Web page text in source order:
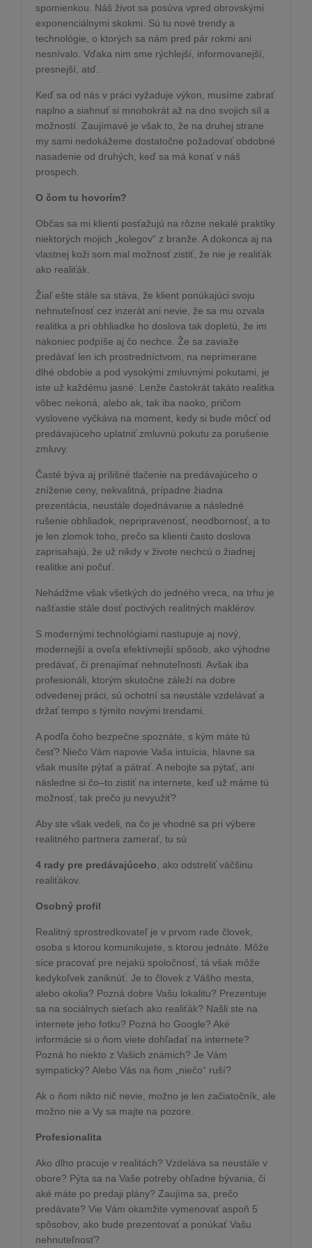
spomienkou. Náš život sa posúva vpred obrovskými
exponenciálnymi skokmi. Sú tu nové trendy a
technológie, o ktorých sa nám pred pár rokmi ani
nesnívalo. Vďaka nim sme rýchlejší, informovanejší,
presnejší, atď..
Keď sa od nás v práci vyžaduje výkon, musíme zabrať
naplno a siahnuť si mnohokrát až na dno svojich síl a
možností. Zaujímavé je však to, že na druhej strane
my sami nedokážeme dostatočne požadovať obdobné
nasadenie od druhých, keď sa má konať v náš
prospech.
O čom tu hovorím?
Občas sa mi klienti posťažujú na rôzne nekalé praktiky
niektorých mojich „kolegov“ z branže. A dokonca aj na
vlastnej koži som mal možnosť zistiť, že nie je realiťák
ako realiťák.
Žiaľ ešte stále sa stáva, že klient ponúkajúci svoju
nehnuteľnosť cez inzerát ani nevie, že sa mu ozvala
realitka a pri obhliadke ho doslova tak dopletú, že im
nakoniec podpíše aj čo nechce. Že sa zaviaže
predávať len ich prostredníctvom, na neprimerane
dlhé obdobie a pod vysokými zmluvnými pokutami, je
iste už každému jasné. Lenže častokrát takáto realitka
vôbec nekoná, alebo ak, tak iba naoko, pričom
vyslovene vyčkáva na moment, kedy si bude môcť od
predávajúceho uplatniť zmluvnú pokutu za porušenie
zmluvy.
Časté býva aj prílišné tlačenie na predávajúceho o
zníženie ceny, nekvalitná, prípadne žiadna
prezentácia, neustále dojednávanie a následné
rušenie obhliadok, nepripravenosť, neodbornosť, a to
je len zlomok toho, prečo sa klienti často doslova
zaprisahajú, že už nikdy v živote nechcú o žiadnej
realitke ani počuť.
Nehádžme však všetkých do jedného vreca, na trhu je
našťastie stále dosť poctivých realitných maklérov.
S modernými technológiami nastupuje aj nový,
modernejší a oveľa efektívnejší spôsob, ako výhodne
predávať, či prenajímať nehnuteľnosti. Avšak iba
profesionáli, ktorým skutočne záleží na dobre
odvedenej práci, sú ochotní sa neustále vzdelávať a
držať tempo s týmito novými trendami.
A podľa čoho bezpečne spoznáte, s kým máte tú
česť? Niečo Vám napovie Vaša intuícia, hlavne sa
však musíte pýtať a pátrať. A nebojte sa pýtať, ani
následne si čo–to zistiť na internete, keď už máme tú
možnosť, tak prečo ju nevyužiť?
Aby ste však vedeli, na čo je vhodné sa pri výbere
realitného partnera zamerať, tu sú
4 rady pre predávajúceho , ako odstreliť väčšinu
realiťákov.
Osobný profil
Realitný sprostredkovateľ je v prvom rade človek,
osoba s ktorou komunikujete, s ktorou jednáte. Môže
síce pracovať pre nejakú spoločnosť, tá však môže
kedykoľvek zaniknúť. Je to človek z Vášho mesta,
alebo okolia? Pozná dobre Vašu lokalitu? Prezentuje
sa na sociálnych sieťach ako realiťák? Našli ste na
internete jeho fotku? Pozná ho Google? Aké
informácie si o ňom viete dohľadať na internete?
Pozná ho niekto z Vašich známich? Je Vám
sympatický? Alebo Vás na ňom „niečo“ ruší?
Ak o ňom nikto nič nevie, možno je len začiatočník, ale
možno nie a Vy sa majte na pozore.
Profesionalita
Ako dlho pracuje v realitách? Vzdeláva sa neustále v
obore? Pýta sa na Vaše potreby ohľadne bývania, či
aké máte po predaji plány? Zaujíma sa, prečo
predávate? Vie Vám okamžite vymenovať aspoň 5
spôsobov, ako bude prezentovať a ponúkať Vašu
nehnuteľnosť?